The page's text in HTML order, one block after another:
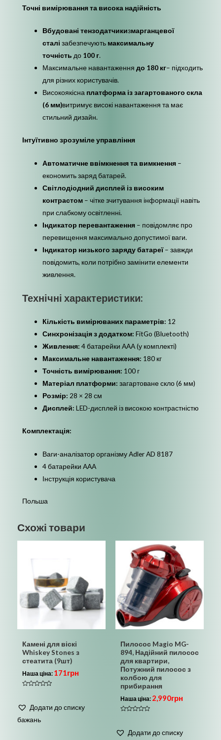
Точні вимірювання та висока надійність
Вбудовані тензодатчикизмарганцевої
сталізабезпечують максимальну
точністьдо 100 г.
Максимальне навантаженнядо 180 кг– підходить
для різних користувачів.
Високоякісна платформа із загартованого скла
(6 мм)витримує високі навантаження та має
стильний дизайн.
Інтуїтивно зрозуміле управління
Автоматичне ввімкнення та вимкнення –
економить заряд батарей.
Світлодіодний дисплей із високим
контрастом – чітке зчитування інформації навіть
при слабкому освітленні.
Індикатор перевантаження – повідомляє про
перевищення максимально допустимої ваги.
Індикатор низького заряду батареї– завжди
повідомить, коли потрібно замінити елементи
живлення.
Технічні характеристики:
Кількість вимірюваних параметрів: 12
Синхронізація з додатком:FitGo (Bluetooth)
Живлення:4 батарейки AAA (у комплекті)
Максимальне навантаження: 180 кг
Точність вимірювання: 100 г
Матеріал платформи:загартоване скло (6 мм)
Розмір: 28 × 28 см
Дисплей:LED-дисплей із високою контрастністю
Комплектація:
Ваги-аналізатор організму Adler AD 8187
4 батарейки AAA
Інструкція користувача
Польша
Схожі товари
Камені для віскі
Whiskey Stones з
стеатита (9шт)
Наша ціна: 171грн
з
Додати до списку
бажань
Пилосос Magio MG-
894, Надійний пилосос
для квартири,
Потужний пилосос з
колбою для
прибирання
Наша ціна: 2,990грн
з
Додати до списку